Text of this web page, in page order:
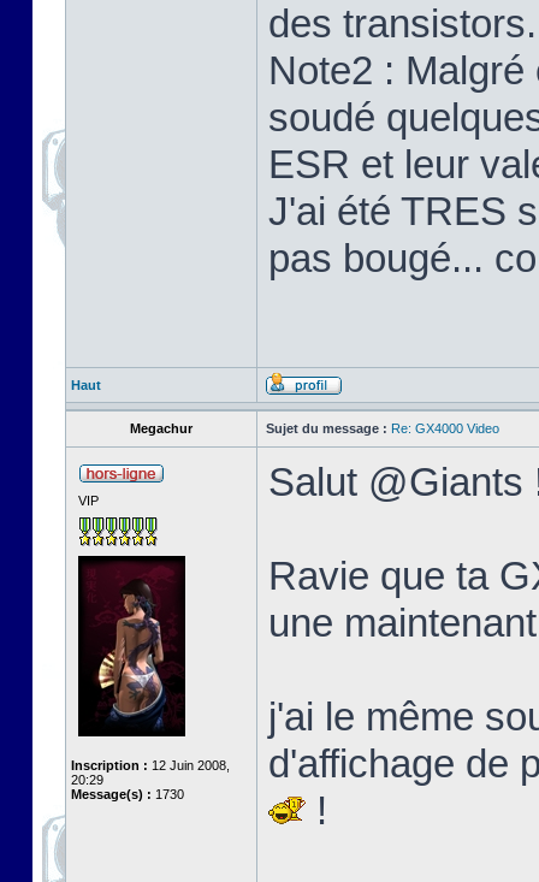
des transistors.
Note2 :
soudé
ESR et leur
J'ai été TRES
pas bougé...
Haut
Megachur Sujet du message : Re: GX4000 Video
VIP
Inscription : 12 Juin 2008,
20:29
Message(s) : 1730
Salut @Giants
Ravie que ta
une
j'ai le même
d'affichage de
!